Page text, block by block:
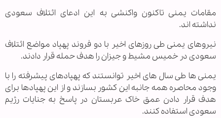
مقامات یمنی تاکنون واکنشی به این ادعای ائتلاف سعودی
نداشته اند.
نیروهای یمنی طی روزهای اخیر با دو فروند پهپاد مواضع ائتلاف
سعودی در خمیس مشیط و جیزان را هدف حمله قرار دادند.
یمنی ها طی سال های اخیر توانستند که پهپادهای پیشرفته را با
وجود محاصره همه جانبه این کشور بسازند و از این پهپادها برای
هدف قرار دادن عمق خاک عربستان در پاسخ به جنایات رژیم
سعودی استفاده کنند.